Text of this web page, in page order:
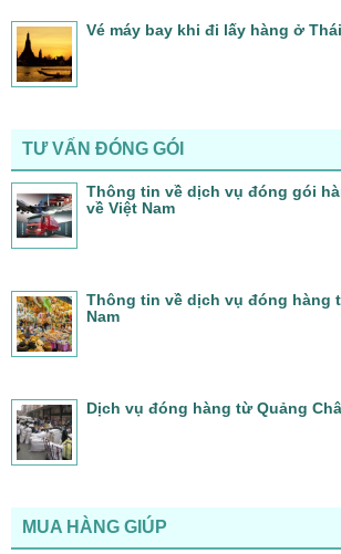
Vé máy bay khi đi lấy hàng ở
TƯ VẤN ĐÓNG GÓI
Thông tin về dịch vụ đóng gói
về Việt Nam
Thông tin về dịch vụ đóng hàng
Nam
Dịch vụ đóng hàng từ Quảng
MUA HÀNG GIÚP